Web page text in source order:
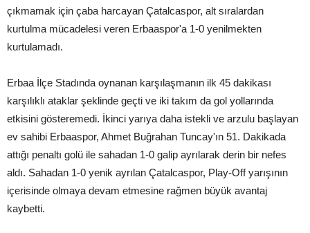
çıkmamak için çaba harcayan Çatalcaspor, alt sıralardan
kurtulma mücadelesi veren Erbaaspor'a 1-0 yenilmekten
kurtulamadı.
Erbaa İlçe Stadında oynanan karşılaşmanın ilk 45 dakikası
karşılıklı ataklar şeklinde geçti ve iki takım da gol yollarında
etkisini gösteremedi. İkinci yarıya daha istekli ve arzulu başlayan
ev sahibi Erbaaspor, Ahmet Buğrahan Tuncay'ın 51. Dakikada
attığı penaltı golü ile sahadan 1-0 galip ayrılarak derin bir nefes
aldı. Sahadan 1-0 yenik ayrılan Çatalcaspor, Play-Off yarışının
içerisinde olmaya devam etmesine rağmen büyük avantaj
kaybetti.